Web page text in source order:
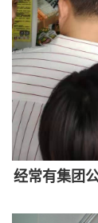
经常有集团